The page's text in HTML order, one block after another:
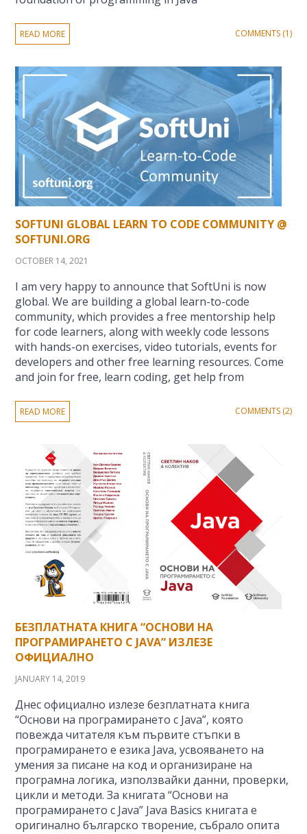
READ MORE COMMENTS (1)
SOFTUNI GLOBAL LEARN TO CODE COMMUNITY @
SOFTUNI.ORG
OCTOBER 14, 2021
I am very happy to announce that SoftUni is now
global. We are building a global learn-to-code
community, which provides a free mentorship help
for code learners, along with weekly code lessons
with hands-on exercises, video tutorials, events for
developers and other free learning resources. Come
and join for free, learn coding, get help from
READ MORE COMMENTS (2)
БЕЗПЛАТНАТА КНИГА “ОСНОВИ НА
ПРОГРАМИРАНЕТО С JAVA” ИЗЛЕЗЕ
ОФИЦИАЛНО
JANUARY 14, 2019
Днес официално излезе безплатната книга
“Основи на програмирането с Java”, която
повежда читателя към първите стъпки в
програмирането е езика Java, усвояването на
умения за писане на код и организиране на
програмна логика, използвайки данни, проверки,
цикли и методи. За книгата “Основи на
програмирането с Java” Java Basics книгата е
оригинално българско творение, събрало опита